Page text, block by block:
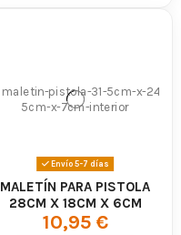
Envío 5-7 días
MALETÍN PARA PISTOLA
28CM X 18CM X 6CM
10,95 €